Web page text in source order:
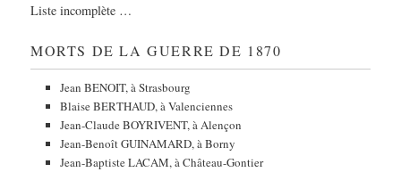
Liste incomplète …
MORTS DE LA GUERRE DE 1870
Jean BENOIT, à Strasbourg
Blaise BERTHAUD, à Valenciennes
Jean-Claude BOYRIVENT, à Alençon
Jean-Benoît GUINAMARD, à Borny
Jean-Baptiste LACAM, à Château-Gontier